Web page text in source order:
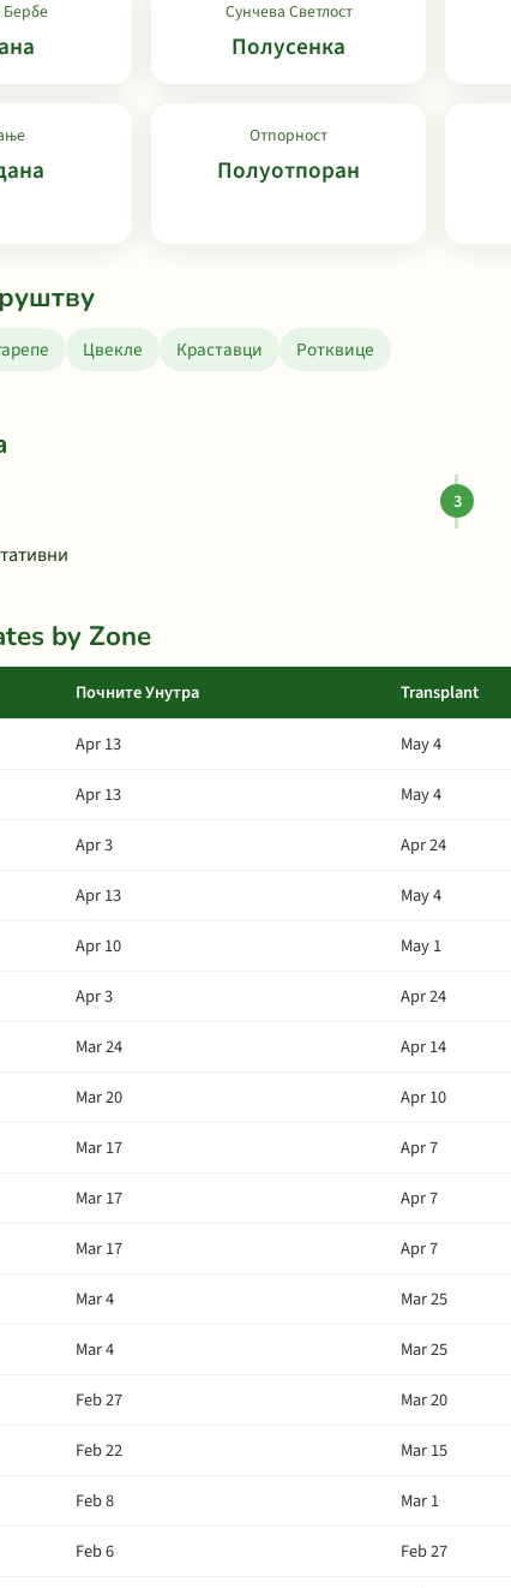
Сунчева Светлост
Полусенка
Отпорност
Полуотпоран
Цвекле Краставци Ротквице
by Zone
Почните Унутра Transplant
Apr 13 May 4
Apr 13 May 4
Apr 3 Apr 24
Apr 13 May 4
Apr 10 May 1
Apr 3 Apr 24
Mar 24 Apr 14
Mar 20 Apr 10
Mar 17 Apr 7
Mar 17 Apr 7
Mar 17 Apr 7
Mar 4 Mar 25
Mar 4 Mar 25
Feb 27 Mar 20
Feb 22 Mar 15
Feb 8 Mar 1
Feb 6 Feb 27